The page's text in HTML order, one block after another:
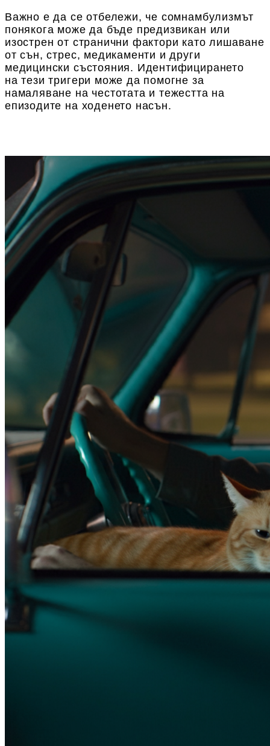
Важно е да се отбележи, че сомнамбулизмът
понякога може да бъде предизвикан или
изострен от странични фактори като лишаване
от сън, стрес, медикаменти и други
медицински състояния. Идентифицирането
на тези тригери може да помогне за
намаляване на честотата и тежестта на
епизодите на ходенето насън.